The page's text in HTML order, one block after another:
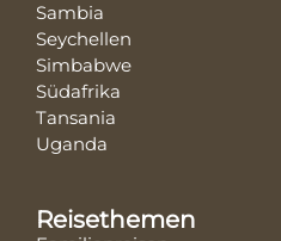
Sambia
Seychellen
Simbabwe
Südafrika
Tansania
Uganda
Reisethemen